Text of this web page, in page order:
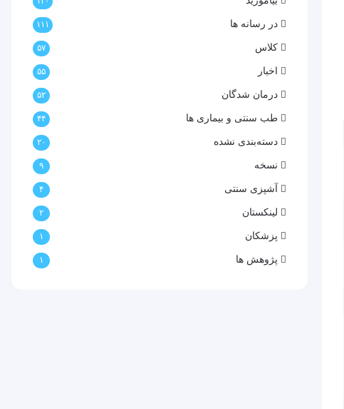
در رسانه ها ۱۱۱
کلاس ۵۷
اخبار ۵۵
درمان شدگان ۵۲
طب سنتی و بیماری ها ۴۴
دسته‌بندی نشده ۲۰
نسخه ۹
آشپزی سنتی ۴
لینکستان ۲
پزشکان ۱
پژوهش ها ۱